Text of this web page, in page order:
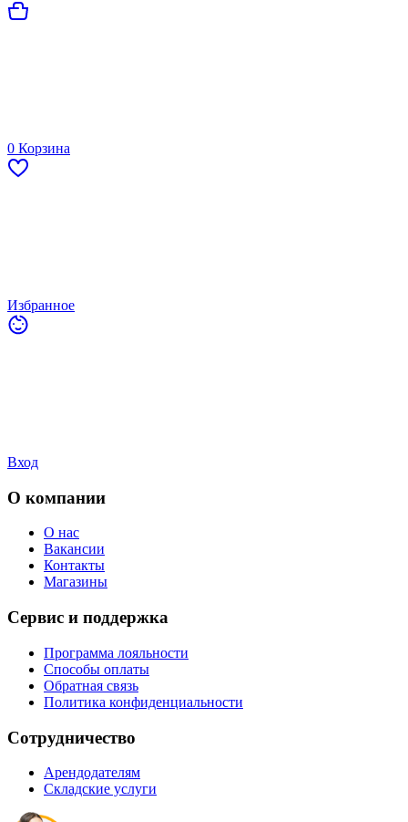
0 Корзина
Избранное
Вход
О компании
О нас
Вакансии
Контакты
Магазины
Сервис и поддержка
Программа лояльности
Способы оплаты
Обратная связь
Политика конфиденциальности
Сотрудничество
Арендодателям
Складские услуги